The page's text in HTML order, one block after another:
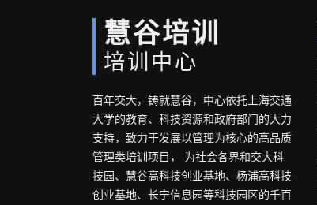
慧谷培训
培训中心
百年交大，铸就慧谷，中心依托上海交通
大学的教育、科技资源和政府部门的大力
支持，致力于发展以管理为核心的高品质
管理类培训项目， 为社会各界和交大科
技园、慧谷高科技创业基地、杨浦高科技
创业基地、长宁信息园等科技园区的千百